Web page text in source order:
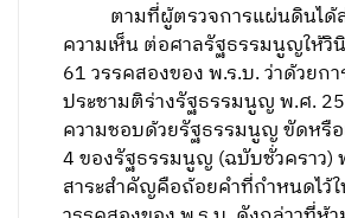
ตามที่ผู้ตรวจการแผ่นดินได้ส่
ความเห็น ต่อศาลรัฐธรรมนูญให้วิ
61 วรรคสองของ พ.ร.บ. ว่าด้วยก
ประชามติร่างรัฐธรรมนูญ พ.ศ.
ความชอบด้วยรัฐธรรมนูญ ขัดหรื
4 ของรัฐธรรมนูญ (ฉบับชั่วคราว)
สาระสำคัญคือถ้อยคำที่กำหนดไว้